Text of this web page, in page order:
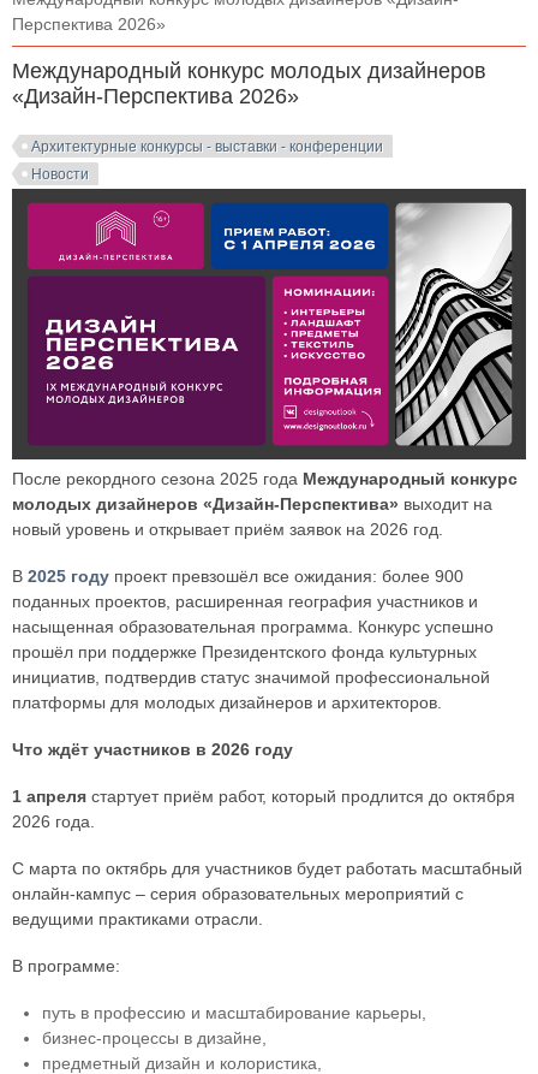
Перспектива 2026»
Международный конкурс молодых дизайнеров
«Дизайн-Перспектива 2026»
Архитектурные конкурсы - выставки - конференции
Новости
После рекордного сезона 2025 года Международный конкурс
молодых дизайнеров «Дизайн-Перспектива» выходит на
новый уровень и открывает приём заявок на 2026 год.
В 2025 году проект превзошёл все ожидания: более 900
поданных проектов, расширенная география участников и
насыщенная образовательная программа. Конкурс успешно
прошёл при поддержке Президентского фонда культурных
инициатив, подтвердив статус значимой профессиональной
платформы для молодых дизайнеров и архитекторов.
Что ждёт участников в 2026 году
1 апреля стартует приём работ, который продлится до октября
2026 года.
С марта по октябрь для участников будет работать масштабный
онлайн-кампус – серия образовательных мероприятий с
ведущими практиками отрасли.
В программе:
путь в профессию и масштабирование карьеры,
бизнес-процессы в дизайне,
предметный дизайн и колористика,